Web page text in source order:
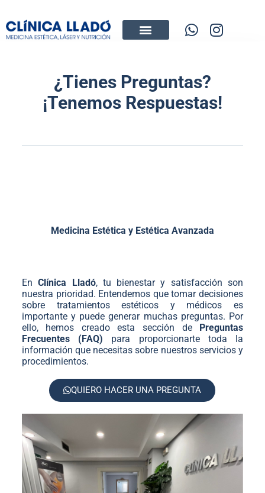
¿Tienes Preguntas?
¡Tenemos Respuestas!
Medicina Estética y Estética Avanzada
EnClínica Lladó, tu bienestar y satisfacción son
nuestra prioridad. Entendemos que tomar decisiones
sobre tratamientos estéticos y médicos es
importante y puede generar muchas preguntas. Por
ello, hemos creado esta sección de
Preguntas
Frecuentes (FAQ) para proporcionarte toda la
información que necesitas sobre nuestros servicios y
procedimientos.
QUIERO HACER UNA PREGUNTA